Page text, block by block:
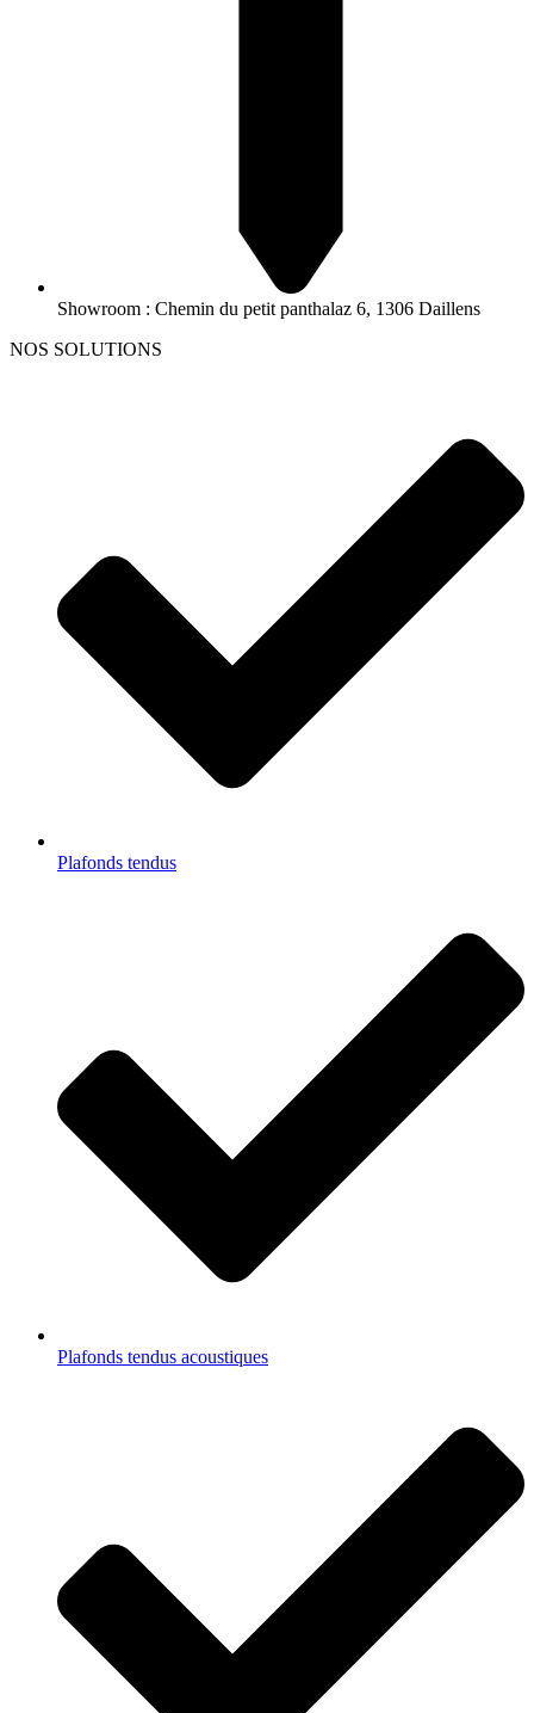
Showroom : Chemin du petit panthalaz 6, 1306 Daillens
NOS SOLUTIONS
Plafonds tendus
Plafonds tendus acoustiques